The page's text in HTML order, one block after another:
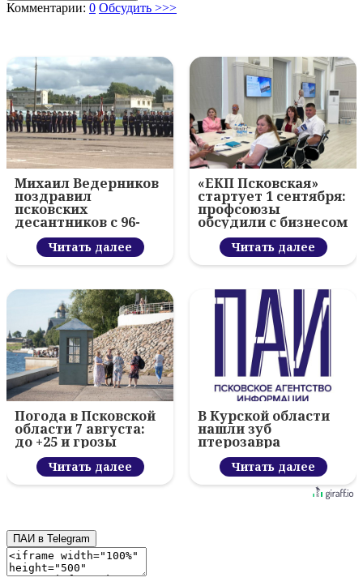
Комментарии: 0 Обсудить >>>
Михаил Ведерников
поздравил
псковских
десантников с 96-
летием ВДВ и
вручил награды
Читать далее
«ЕКП Псковская»
стартует 1 сентября:
профсоюзы
обсудили с бизнесом
новый цифровой
проектЧитать далее
Погода в Псковской
области 7 августа:
до +25 и грозы
Читать далее
В Курской области
нашли зуб
птерозавра
Читать далее
ПАИ в Telegram